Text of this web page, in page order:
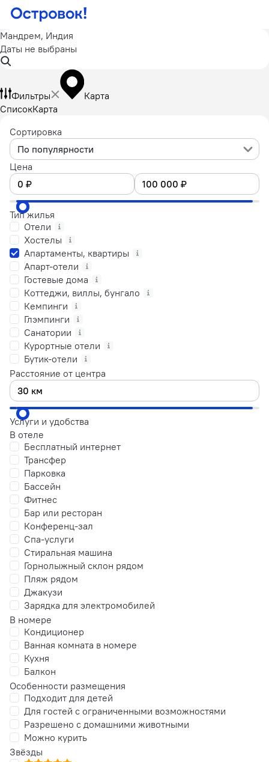
Мандрем, Индия
Даты не выбраны
Фильтры
Карта
СписокКарта
Сортировка
По популярности
Цена
Тип жилья
Отели
Хостелы
Апартаменты, квартиры
Апарт-отели
Гостевые дома
Коттеджи, виллы, бунгало
Кемпинги
Глэмпинги
Санатории
Курортные отели
Бутик-отели
Расстояние от центра
Услуги и удобства
В отеле
Бесплатный интернет
Трансфер
Парковка
Бассейн
Фитнес
Бар или ресторан
Конференц-зал
Спа-услуги
Стиральная машина
Горнолыжный склон рядом
Пляж рядом
Джакузи
Зарядка для электромобилей
В номере
Кондиционер
Ванная комната в номере
Кухня
Балкон
Особенности размещения
Подходит для детей
Для гостей с ограниченными возможностями
Разрешено с домашними животными
Можно курить
Звёзды